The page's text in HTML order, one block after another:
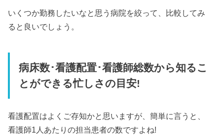
いくつか勤務したいなと思う病院を絞って、比較してみ
ると良いでしょう。
病床数･看護配置･看護師総数から知るこ
とができる忙しさの目安!
看護配置はよくご存知かと思いますが、簡単に言うと、
看護師1人あたりの担当患者の数ですよね!